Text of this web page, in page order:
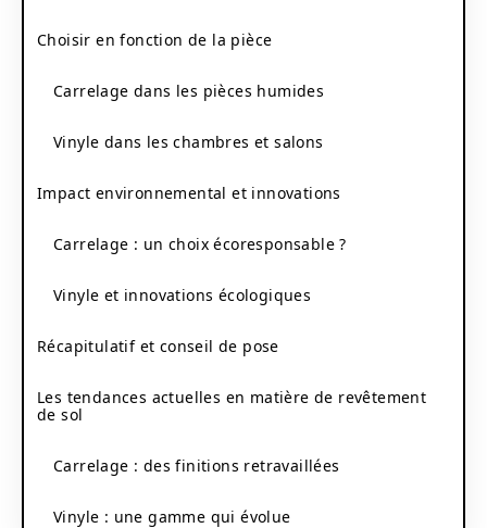
Choisir en fonction de la pièce
Carrelage dans les pièces humides
Vinyle dans les chambres et salons
Impact environnemental et innovations
Carrelage : un choix écoresponsable ?
Vinyle et innovations écologiques
Récapitulatif et conseil de pose
Les tendances actuelles en matière de revêtement
de sol
Carrelage : des finitions retravaillées
Vinyle : une gamme qui évolue